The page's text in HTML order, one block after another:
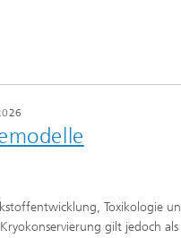
Toxikologie
gilt jedoch als